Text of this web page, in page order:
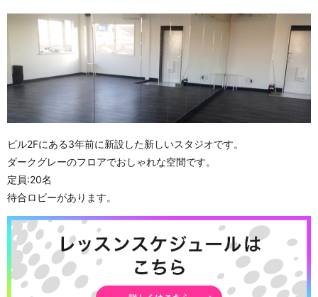
ビル2Fにある3年前に新設した新しいスタジオです。
ダークグレーのフロアでおしゃれな空間です。
定員:20名
待合ロビーがあります。